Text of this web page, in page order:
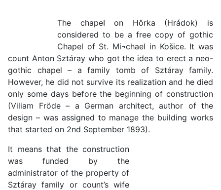
The chapeI on Hôrka (Hrádok) is
considered to be a free copy of gothic
Chapel of St. Mi¬chael in Košice. It was
count Anton Sztáray who got the idea to erect a neo-
gothic chapel – a family tomb of Sztáray family.
However, he did not survive its realization and he died
only some days before the beginning of construction
(Viliam Fröde – a German architect, author of the
design – was assigned to manage the building works
that started on 2nd September 1893).
It means that the construction
was funded by the
administrator of the property of
Sztáray family or count’s wife